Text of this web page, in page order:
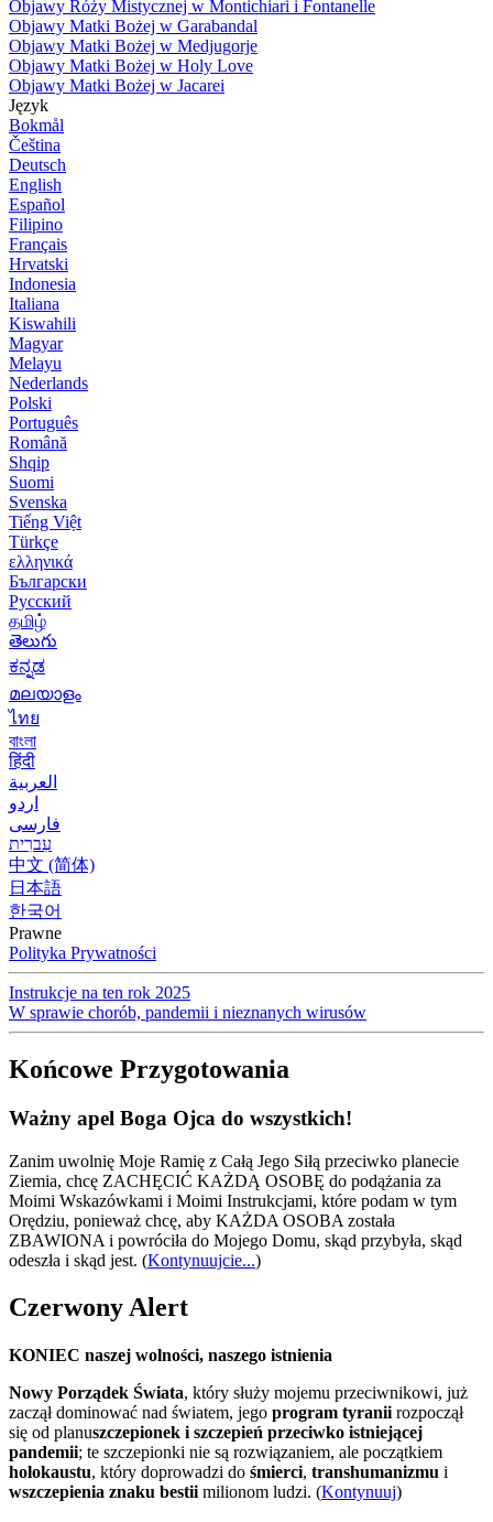
Objawy Róży Mistycznej w Montichiari i Fontanelle
Objawy Matki Bożej w Garabandal
Objawy Matki Bożej w Medjugorje
Objawy Matki Bożej w Holy Love
Objawy Matki Bożej w Jacarei
Język
Bokmål
Čeština
Deutsch
English
Español
Filipino
Français
Hrvatski
Indonesia
Italiana
Kiswahili
Magyar
Melayu
Nederlands
Polski
Português
Română
Shqip
Suomi
Svenska
Tiếng Việt
Türkçe
ελληνικά
Български
Русский
தமிழ்
తెలుగు
ಕನ್ನಡ
മലയാളം
ไทย
বাংলা
हिंदी
العربية
اردو
فارسی
עִברִית
中文 (简体)
日本語
한국어
Prawne
Polityka Prywatności
Instrukcje na ten rok 2025
W sprawie chorób, pandemii i nieznanych wirusów
Końcowe Przygotowania
Ważny apel Boga Ojca do wszystkich!
Zanim uwolnię Moje Ramię z Całą Jego Siłą przeciwko planecie
Ziemia, chcę ZACHĘCIĆ KAŻDĄ OSOBĘ do podążania za
Moimi Wskazówkami i Moimi Instrukcjami, które podam w tym
Orędziu, ponieważ chcę, aby KAŻDA OSOBA została
ZBAWIONA i powróciła do Mojego Domu, skąd przybyła, skąd
odeszła i skąd jest. (Kontynuujcie...)
Czerwony Alert
KONIEC naszej wolności, naszego istnienia
Nowy Porządek Świata, który służy mojemu przeciwnikowi, już
zaczął dominować nad światem, jego program tyranii rozpoczął
się od planuszczepionek i szczepień przeciwko istniejącej
pandemii; te szczepionki nie są rozwiązaniem, ale początkiem
holokaustu, który doprowadzi do śmierci, transhumanizmu i
wszczepienia znaku bestii milionom ludzi. (Kontynuuj)